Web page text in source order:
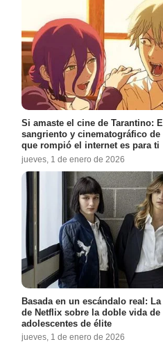
Si amaste el cine de Tarantino:
sangriento y cinematográfico de
que rompió el internet es para ti
jueves, 1 de enero de 2026
Basada en un escándalo real:
de Netflix sobre la doble vida de
adolescentes de élite
jueves, 1 de enero de 2026